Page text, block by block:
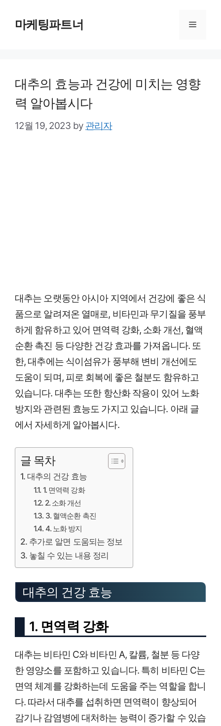
마케팅파트너 Menu
대추의 효능과 건강에 미치는 영향
력 알아봅시다
12월 19, 2023 by 관리자
대추는 오랫동안 아시아 지역에서 건강에 좋은 식
품으로 알려져온 열매로, 비타민과 무기질을 풍부
하게 함유하고 있어 면역력 강화, 소화 개선, 혈액
순환 촉진 등 다양한 건강 효과를 가져옵니다. 또
한, 대추에는 식이섬유가 풍부해 변비 개선에도
도움이 되며, 피로 회복에 좋은 철분도 함유하고
있습니다. 대추는 또한 항산화 작용이 있어 노화
방지와 관련된 효능도 가지고 있습니다. 아래 글
에서 자세하게 알아봅시다.
글 목차
대추의 건강 효능
1. 면역력 강화
2. 소화 개선
3. 혈액순환 촉진
4. 노화 방지
추가로 알면 도움되는 정보
놓칠 수 있는 내용 정리
대추의 건강 효능
1. 면역력 강화
대추는 비타민 C와 비타민 A, 칼륨, 철분 등 다양
한 영양소를 포함하고 있습니다. 특히 비타민 C는
면역 체계를 강화하는데 도움을 주는 역할을 합니
다. 따라서 대추를 섭취하면 면역력이 향상되어
감기나 감염병에 대처하는 능력이 증가할 수 있습